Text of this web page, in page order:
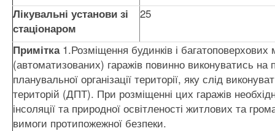
Лікувальні установи зі
стаціонаром
25
Примітка 1.Розміщення будинків і багатоповерхових
(автоматизованих) гаражів повинно виконуватись на
планувальної організації території, яку слід
територій (ДПТ). При розміщенні цих гаражів
інсоляції та природної освітленості житлових та
вимоги протипожежної безпеки.